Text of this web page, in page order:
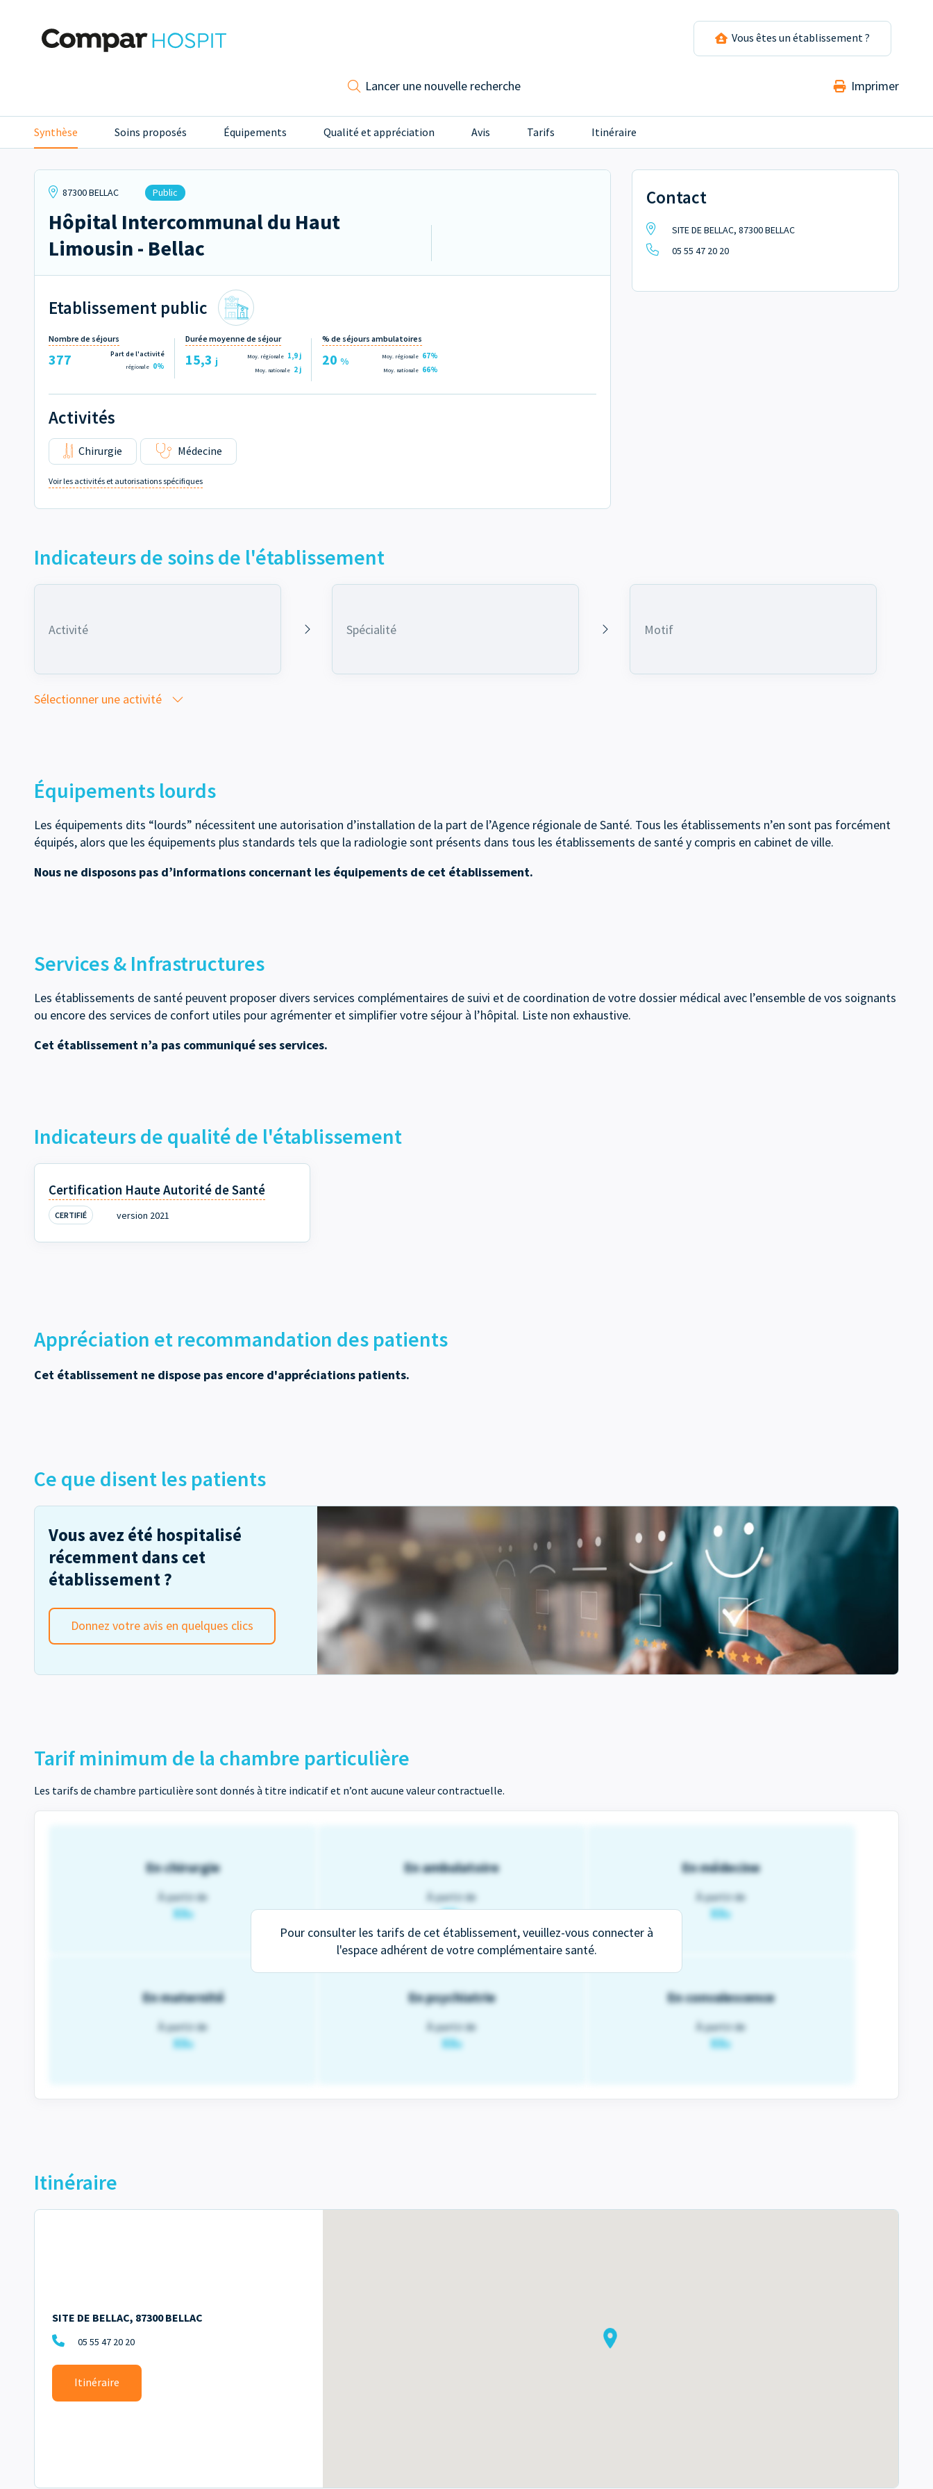
Vous êtes un établissement ?
Lancer une nouvelle recherche Imprimer
Synthèse Soins proposés Équipements Qualité et appréciation Avis Tarifs Itinéraire
87300 BELLAC Public
Hôpital Intercommunal du Haut
Limousin - Bellac
Etablissement public
Nombre de séjours
377 Part de l'activité
régionale 0%
Durée moyenne de séjour
15,3 j Moy. régionale 1,9 j
Moy. nationale 2 j
% de séjours ambulatoires
20% Moy. régionale 67%
Moy. nationale 66%
Activités
Chirurgie Médecine
Voir les activités et autorisations spécifiques
Contact
SITE DE BELLAC, 87300 BELLAC
05 55 47 20 20
Indicateurs de soins de l'établissement
Activité
Sélectionner une activité
Spécialité Motif
Équipements lourds
Les équipements dits “lourds” nécessitent une autorisation d’installation de la part de l’Agence régionale de Santé. Tous les établissements n’en sont pas forcément
équipés, alors que les équipements plus standards tels que la radiologie sont présents dans tous les établissements de santé y compris en cabinet de ville.
Nous ne disposons pas d’informations concernant les équipements de cet établissement.
Services & Infrastructures
Les établissements de santé peuvent proposer divers services complémentaires de suivi et de coordination de votre dossier médical avec l’ensemble de vos soignants
ou encore des services de confort utiles pour agrémenter et simplifier votre séjour à l’hôpital. Liste non exhaustive.
Cet établissement n’a pas communiqué ses services.
Indicateurs de qualité de l'établissement
Certification Haute Autorité de Santé
CERTIFIÉ version 2021
Appréciation et recommandation des patients
Cet établissement ne dispose pas encore d'appréciations patients.
Ce que disent les patients
Vous avez été hospitalisé
récemment dans cet
établissement ?
Donnez votre avis en quelques clics
Tarif minimum de la chambre particulière
Les tarifs de chambre particulière sont donnés à titre indicatif et n’ont aucune valeur contractuelle.
Pour consulter les tarifs de cet établissement, veuillez-vous connecter à
l'espace adhérent de votre complémentaire santé.
En chirurgie
À partir de
XX€
En ambulatoire
À partir de
XX
En médecine
À partir de
XX€
En maternité
À partir de
XX€
En psychiatrie
À partir de
XX€
En convalescence
À partir de
XX€
Itinéraire
SITE DE BELLAC, 87300 BELLAC
05 55 47 20 20
Itinéraire